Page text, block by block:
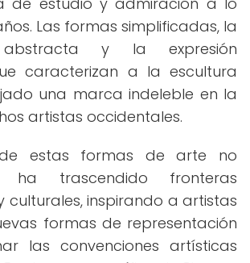
Las formas simplificadas, la
abstracta y la expresión
caracterizan a la escultura
una marca indeleble en la
artistas occidentales.
estas formas de arte no
ha trascendido fronteras
culturales, inspirando a artistas
formas de representación
las convenciones artísticas